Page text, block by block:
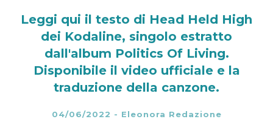
Leggi qui il testo di Head Held High
dei Kodaline, singolo estratto
dall'album Politics Of Living.
Disponibile il video ufficiale e la
traduzione della canzone.
04/06/2022 - Eleonora Redazione